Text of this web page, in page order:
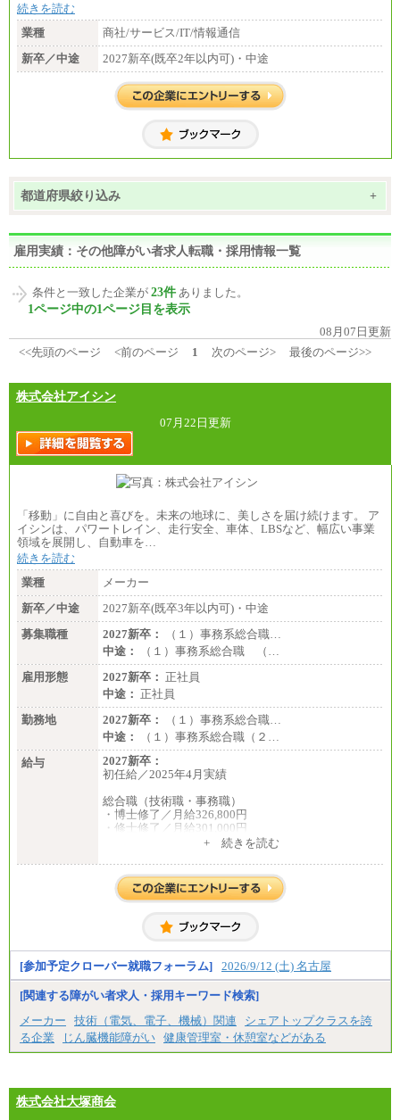
続きを読む
業種
商社/サービス/IT/情報通信
新卒／中途
2027新卒(既卒2年以内可)・中途
都道府県絞り込み +
雇用実績：その他障がい者求人転職・採用情報一覧
条件と一致した企業が 23件 ありました。
1ページ中の1ページ目を表示
08月07日更新
<<先頭のページ
<前のページ 1 次のページ> 最後のページ>>
株式会社アイシン
07月22日更新
「移動」に自由と喜びを。未来の地球に、美しさを届け続けます。 ア
イシンは、パワートレイン、走行安全、車体、LBSなど、幅広い事業
領域を展開し、自動車を…
続きを読む
業種
メーカー
新卒／中途
2027新卒(既卒3年以内可)・中途
募集職種
2027新卒：
（１）事務系総合職…
中途：
（１）事務系総合職 （…
雇用形態
2027新卒： 正社員
中途： 正社員
勤務地
2027新卒：
（１）事務系総合職…
中途：
（１）事務系総合職（２…
給与
2027新卒：
初任給／2025年4月実績
総合職（技術職・事務職）
・博士修了／月給326,800円
・修士修了／月給301,000円
・大学卒／月給282,000円
・高専卒（本科）／月給256,000円
一般事務職
・高専卒（専攻科）／月給206,400円
・高専卒（本科）月給197,800円
・短大卒／月給197,800円
・専門卒（2年）／月給197,800円
※試用期間中も給与に変更はございません。
中途：
（１）（２）
月給：270,000円～
想定年収：490万円～1,100万円
・1,090万円/38歳・月給59万円 *残業代・家族手当
対象外
+ 続きを読む
[参加予定クローバー就職フォーラム] 2026/9/12 (土) 名古屋
[関連する障がい者求人・採用キーワード検索]
メーカー
技術（電気、電子、機械）関連
シェアトップクラスを誇
る企業
じん臓機能障がい 健康管理室・休憩室などがある
株式会社大塚商会